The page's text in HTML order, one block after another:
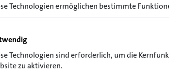
Erfahrungsaustausch untereinander.
Technologien ermöglichen bestimmte
Technologien sind erforderlich, um die
zu aktivieren.